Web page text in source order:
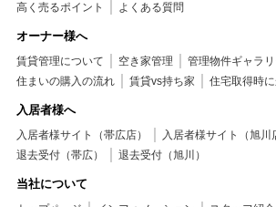
高く売るポイント
よくある質問
オーナー様へ
賃貸管理について 空き家管理 管理物件ギャラ
住まいの購入の流れ
賃貸vs持ち家 住宅取得時
入居者様へ
入居者様サイト（帯広店）
入居者様サイト（旭川
退去受付（帯広）
退去受付（旭川）
当社について